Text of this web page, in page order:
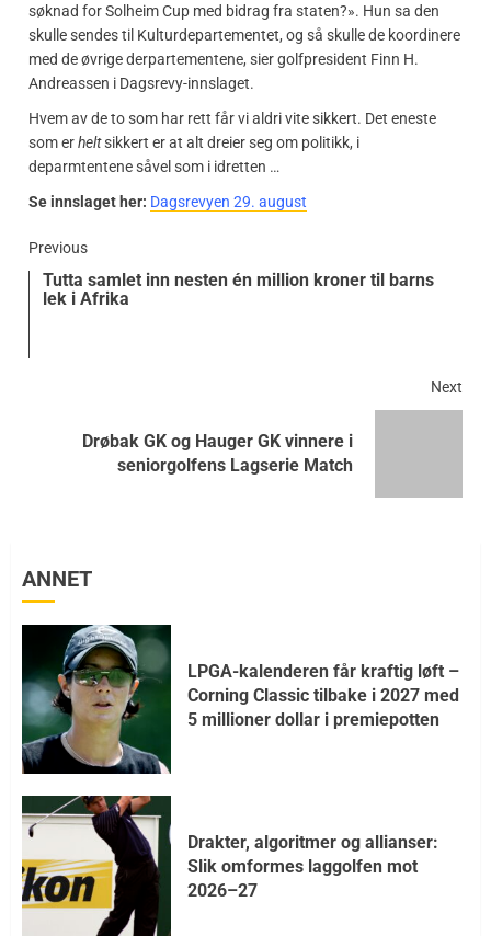
søknad for Solheim Cup med bidrag fra staten?». Hun sa den
skulle sendes til Kulturdepartementet, og så skulle de koordinere
med de øvrige derpartementene, sier golfpresident Finn H.
Andreassen i Dagsrevy-innslaget.
Hvem av de to som har rett får vi aldri vite sikkert. Det eneste
som erheltsikkert er at alt dreier seg om politikk, i
deparmtentene såvel som i idretten …
Se innslaget her: Dagsrevyen 29. august
Previous
Tutta samlet inn nesten én million kroner til barns
lek i Afrika
Next
Drøbak GK og Hauger GK vinnere i
seniorgolfens Lagserie Match
ANNET
LPGA-kalenderen får kraftig løft –
Corning Classic tilbake i 2027 med
5 millioner dollar i premiepotten
Drakter, algoritmer og allianser:
Slik omformes laggolfen mot
2026–27